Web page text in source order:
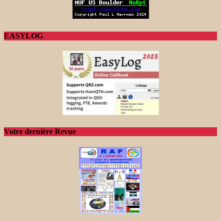
EASYLOG
Votre dernière Revue